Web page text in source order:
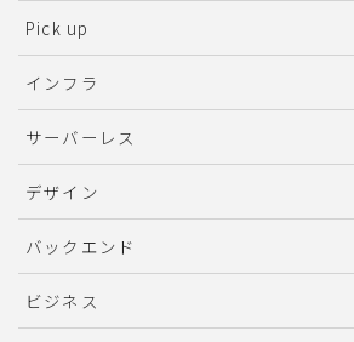
Pick up
インフラ
サーバーレス
デザイン
バックエンド
ビジネス